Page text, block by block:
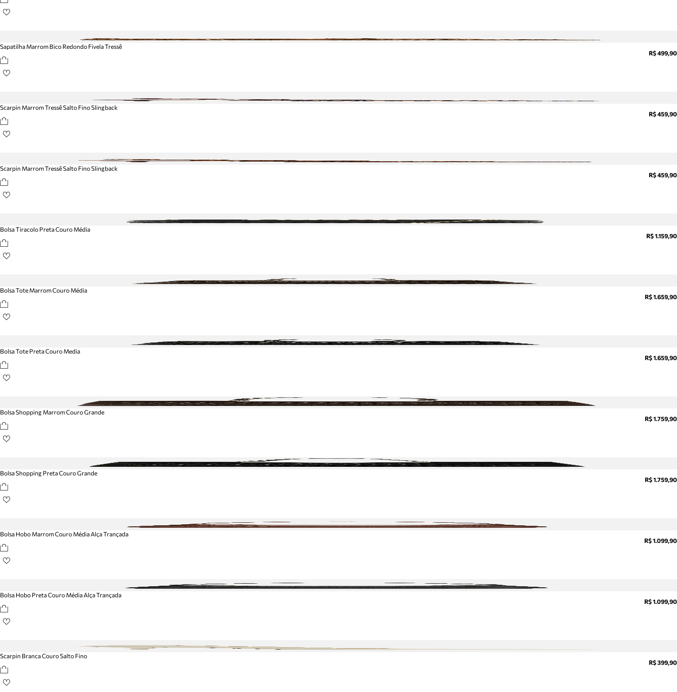
Sapatilha Marrom Bico Redondo Fivela Tressê
R$ 499,90
Scarpin Marrom Tressê Salto Fino Slingback
R$ 459,90
Scarpin Marrom Tressê Salto Fino Slingback
R$ 459,90
Bolsa Tiracolo Preta Couro Média
R$ 1.159,90
Bolsa Tote Marrom Couro Média
R$ 1.659,90
Bolsa Tote Preta Couro Media
R$ 1.659,90
Bolsa Shopping Marrom Couro Grande
R$ 1.759,90
Bolsa Shopping Preta Couro Grande
R$ 1.759,90
Bolsa Hobo Marrom Couro Média Alça Trançada
R$ 1.099,90
Bolsa Hobo Preta Couro Média Alça Trançada
R$ 1.099,90
Scarpin Branca Couro Salto Fino
R$ 399,90